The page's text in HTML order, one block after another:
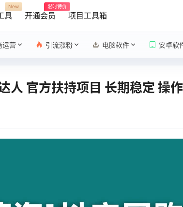
具
New
开通会员
限时特价
项目工具箱
运营 引流涨粉 电脑软件 安卓软
人 官方扶持项目 长期稳定 操